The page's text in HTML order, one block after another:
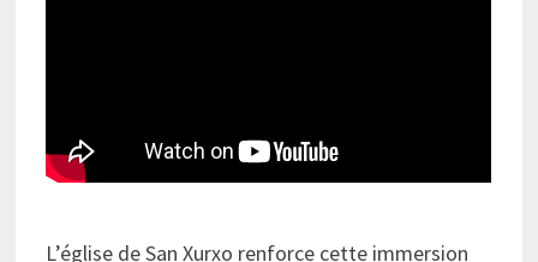
L’église de San Xurxo renforce cette immersion